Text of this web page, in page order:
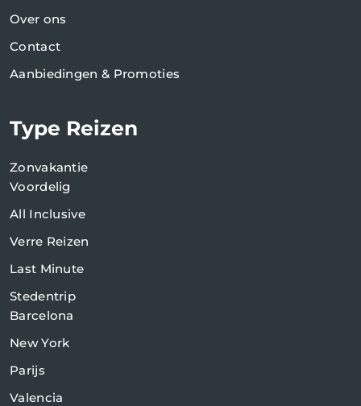
Over ons
Contact
Aanbiedingen & Promoties
Type Reizen
Zonvakantie
Voordelig
All Inclusive
Verre Reizen
Last Minute
Stedentrip
Barcelona
New York
Parijs
Valencia